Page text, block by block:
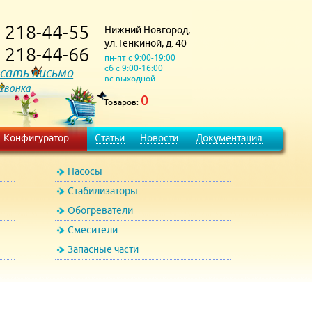
218-44-55
218-44-66
письмо
Нижний Новгород,
ул. Генкиной, д. 40
пн-пт с 9:00-19:00
сб с 9:00-16:00
вс выходной
Товаров: 0
Конфигуратор Статьи Новости Документация
Насосы
Стабилизаторы
Обогреватели
Смесители
Запасные части